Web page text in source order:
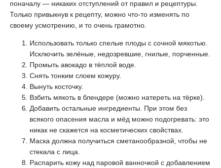
поначалу — никаких отступлений от правил и рецептуры.
Только привыкнув к рецепту, можно что-то изменять по
своему усмотрению, и то очень грамотно.
Использовать только спелые плоды с сочной мякотью.
Исключить зелёные, недозревшие, гнилые, порченные.
Промыть авокадо в тёплой воде.
Снять тонким слоем кожуру.
Вынуть косточку.
Взбить мякоть в блендере (можно натереть на тёрке).
Добавить остальные ингредиенты. При этом без
всякого опасения масла и мёд можно подогревать: это
никак не скажется на косметических свойствах.
Маска должна получиться сметанообразной, чтобы не
стекала с лица.
Распарить кожу над паровой ванночкой с добавлением